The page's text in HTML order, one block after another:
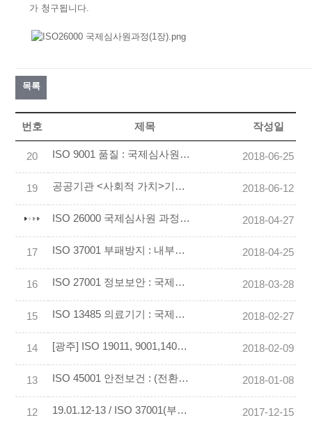
가 청구됩니다.
목록
번호 제목 작성일
20 ISO 9001 품질 : 국제심사원 과정 (2018.10.20-21) 2018-06-25
19 공공기관 <사회적 가치>기획 전문가 과정 (2018.06.23, 27) 2018-06-12
ISO 26000 국제심사원 과정 : 사회적가치 · 사회적책임 전문가 (05.16-31) 서울/부산/광주 2018-04-27
17 ISO 37001 부패방지 : 내부심사원 과정 2018-04-25
16 ISO 27001 정보보안 : 국제심사원 과정 (2018.11.17~18) 2018-03-28
15 ISO 13485 의료기기 : 국제심사원 과정 2018-02-27
14 [광주] ISO 19011, 9001,14001 국제심사원 과정 (2.02-04 / 2.09-11) 2018-02-09
13 ISO 45001 안전보건 : (전환교육) 국제심사원 과정 2018-01-08
12 19.01.12-13 / ISO 37001(부패방지경영시스템) 국제심사원 양성교육 세부안내 2017-12-15